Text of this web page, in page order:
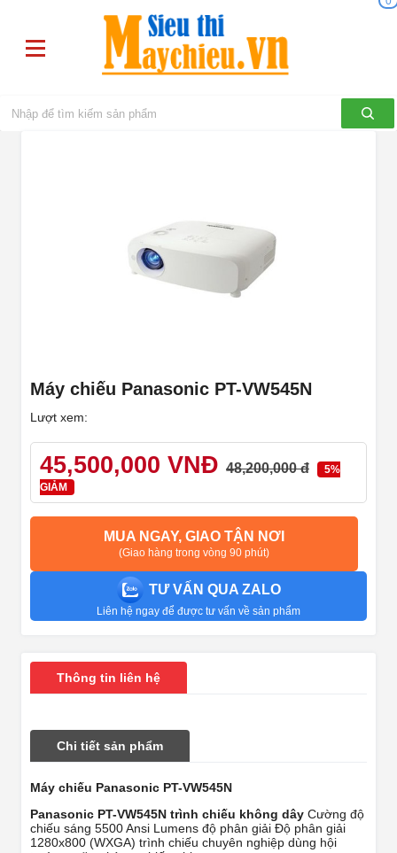
Máy chiếu Panasonic PT-VW545N
Lượt xem:
45,500,000 VNĐ 48,200,000 đ
5%
GIẢM
MUA NGAY, GIAO TẬN NƠI
(Giao hàng trong vòng 90 phút)
TƯ VẤN QUA ZALO
Liên hệ ngay để được tư vấn về sản phẩm
Thông tin liên hệ
Chi tiết sản phẩm
Máy chiếu Panasonic PT-VW545N
Panasonic PT-VW545N trình chiếu không dây Cường độ
chiếu sáng 5500 Ansi Lumens độ phân giải Độ phân giải
1280x800 (WXGA) trình chiếu chuyên nghiệp dùng hội